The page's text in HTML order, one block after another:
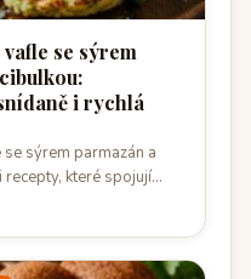
se sýrem
i rychlá
sýrem parmazán a
recepty, které spojují…